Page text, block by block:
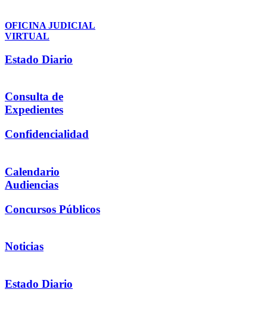
OFICINA JUDICIAL
VIRTUAL
Estado Diario
Consulta de
Expedientes
Confidencialidad
Calendario
Audiencias
Concursos Públicos
Noticias
Estado Diario